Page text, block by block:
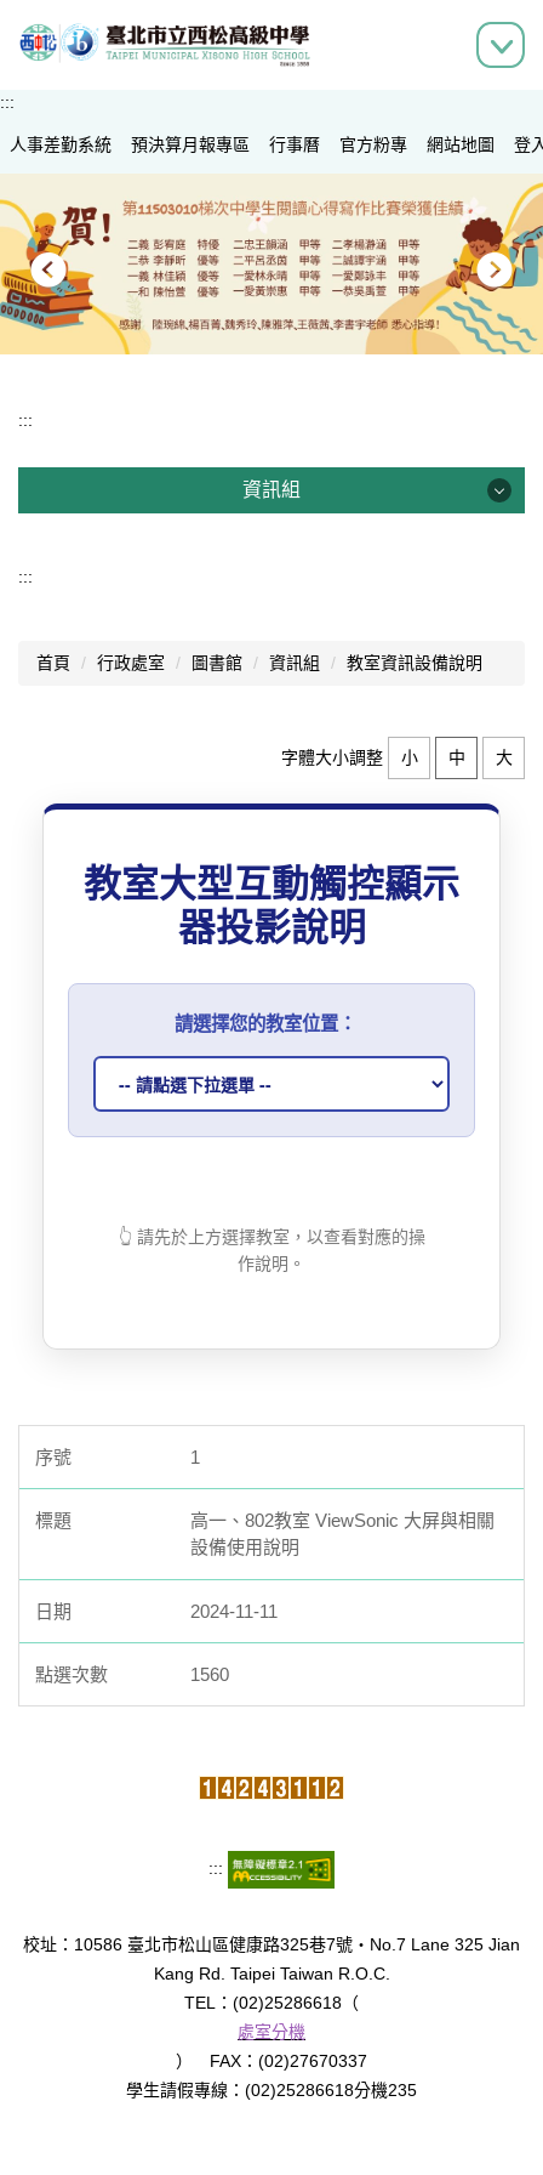
到
容
區
:::
人事差勤系統 預決算月報專區 行事曆 官方粉專 網站地圖 登
:::
資訊組
02.資訊業務宣導
06.資訊設備借用
07.臺北市中小學資訊素養與倫理推動計畫
10.學生「自備載具(BYOD)」到校計畫
11. 臺北市立西松高級中學電子郵件帳號管理辦法
:::
首頁 行政處室 圖書館 資訊組 教室資訊設備說明
字體大小調整 小 中 大
教室大型互動觸控顯示
器投影說明
請選擇您的教室位置：
👆 請先於上方選擇教室，以查看對應的操
作說明。
1
高一、802教室 ViewSonic 大屏與相關
設備使用說明
2024-11-11
1560
:::
校址：10586 臺北市松山區健康路325巷7號‧No.7 Lane 325 Jian
Kang Rd. Taipei Taiwan R.O.C.
TEL：(02)25286618（
處室分機
） FAX：(02)27670337
學生請假專線：(02)25286618分機235